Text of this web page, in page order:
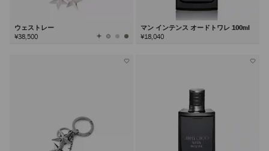
ウェストレー
¥38,500
全
て
マン インテンス オードトワレ 100ml
¥18,040